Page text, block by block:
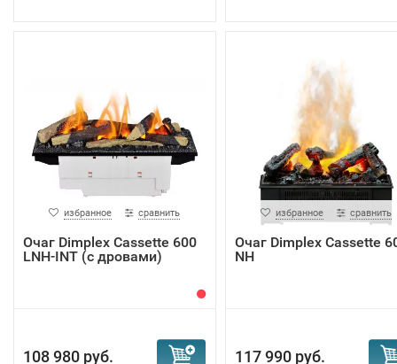
избранное сравнить
Очаг Dimplex Cassette 600
LNH-INT (с дровами)
108 980 руб.
избранное сравнить
Очаг Dimplex Cassette
NH
117 990 руб.